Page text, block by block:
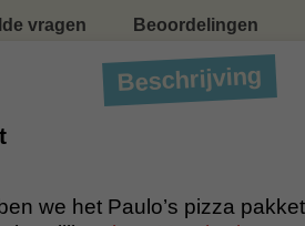
vragen Beoordelingen
Beschrijving
we het Paulo’s pizza